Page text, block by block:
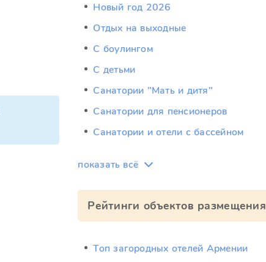
Новый год 2026
Отдых на выходные
С боулингом
С детьми
Санатории "Мать и дитя"
Санатории для пенсионеров
Санатории и отели с бассейном
показать всё
Рейтинги объектов размещения
Топ загородных отелей Армении